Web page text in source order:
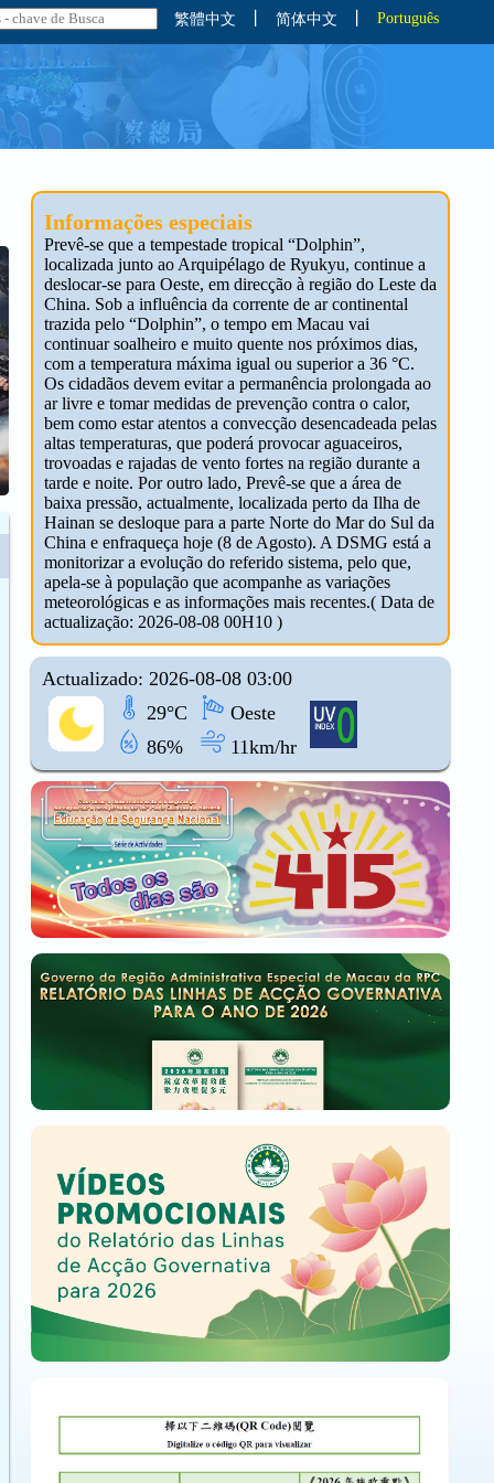
繁體中文 简体中文 Português
Informações especiais
Prevê-se que a tempestade tropical “Dolphin”,
localizada junto ao Arquipélago de Ryukyu, continue a
deslocar-se para Oeste, em direcção à região do Leste da
China. Sob a influência da corrente de ar continental
trazida pelo “Dolphin”, o tempo em Macau vai
continuar soalheiro e muito quente nos próximos dias,
com a temperatura máxima igual ou superior a 36 °C.
Os cidadãos devem evitar a permanência prolongada ao
ar livre e tomar medidas de prevenção contra o calor,
bem como estar atentos a convecção desencadeada pelas
altas temperaturas, que poderá provocar aguaceiros,
trovoadas e rajadas de vento fortes na região durante a
tarde e noite. Por outro lado, Prevê-se que a área de
baixa pressão, actualmente, localizada perto da Ilha de
Hainan se desloque para a parte Norte do Mar do Sul da
China e enfraqueça hoje (8 de Agosto). A DSMG está a
monitorizar a evolução do referido sistema, pelo que,
apela-se à população que acompanhe as variações
meteorológicas e as informações mais recentes.( Data de
actualização: 2026-08-08 00H10 )
Actualizado: 2026-08-08 03:00
29°C
Oeste
86%
11km/hr